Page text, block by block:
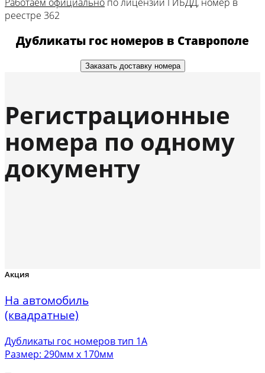
реестре 362
Дубликаты гос номеров в Ставрополе
Заказать доставку номера
Регистрационные
номера по одному
документу
Акция
На автомобиль
(квадратные)
Дубликаты гос номеров тип 1А
Размер: 290мм х 170мм